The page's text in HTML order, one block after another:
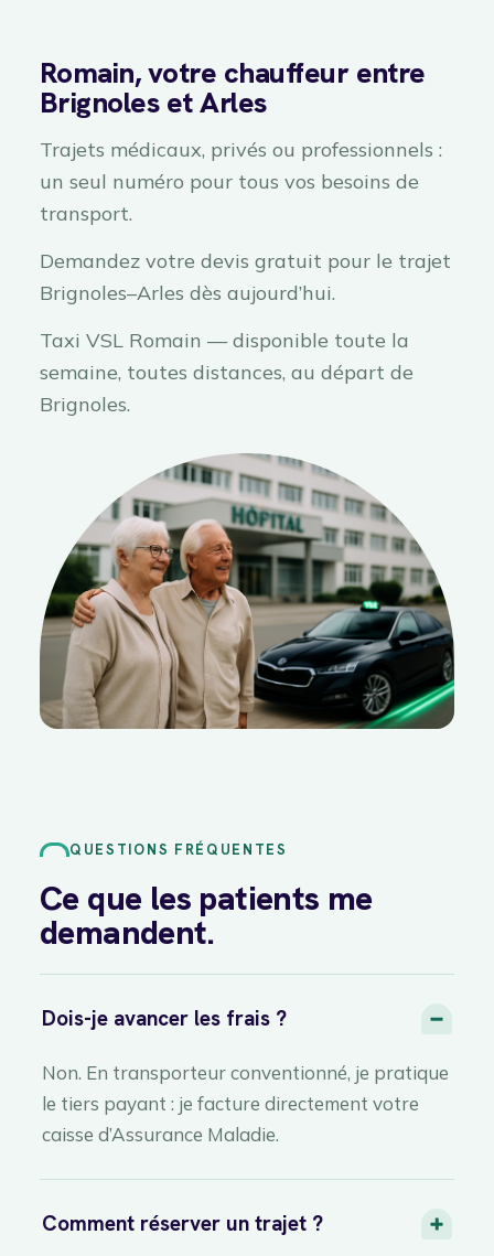
Romain, votre chauffeur entre
Brignoles et Arles
Trajets médicaux, privés ou professionnels :
un seul numéro pour tous vos besoins de
transport.
Demandez votre devis gratuit pour le trajet
Brignoles–Arles dès aujourd’hui.
Taxi VSL Romain — disponible toute la
semaine, toutes distances, au départ de
Brignoles.
QUESTIONS FRÉQUENTES
Ce que les patients me
demandent.
Dois-je avancer les frais ?
Non. En transporteur conventionné, je pratique
le tiers payant : je facture directement votre
caisse d’Assurance Maladie.
Comment réserver un trajet ?